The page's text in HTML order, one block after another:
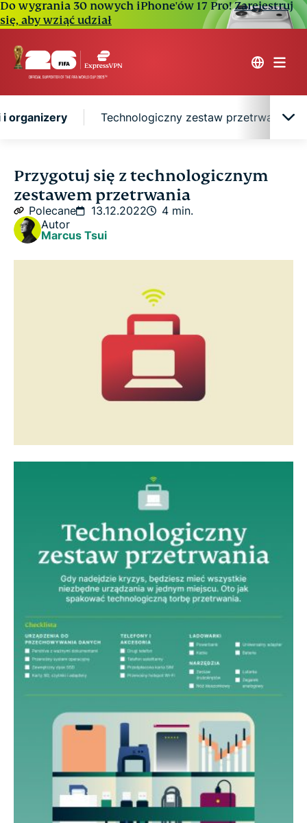
Do wygrania 30 nowych iPhone'ów 17 Pro!Zarejestruj
się, aby wziąć udział
organizery Technologiczny zestaw przetrwania:
Wybierz odpowiednie etui i organizery
Technologiczny zestaw przetrwania: niezbędne
przedmioty
Przygotuj się z technologicznym
zestawem przetrwania
Polecane 13.12.2022
4 min.
Autor
Marcus Tsui